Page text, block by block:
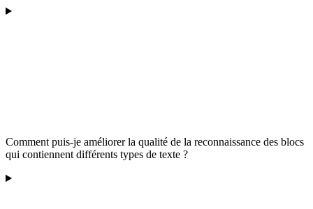
Comment puis-je améliorer la qualité de la reconnaissance des blocs
qui contiennent différents types de texte ?